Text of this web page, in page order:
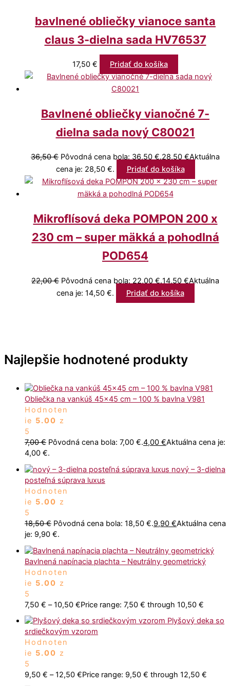
Najlepšie hodnotené produkty
Obliečka na vankúš 45x45 cm – 100 % bavlna V981
Hodnoten
ie 5.00 z
5
7,00€ Pôvodná cena bola: 7,00 €.4,00 €Aktuálna cena je:
4,00 €.
nový – 3-dielna
posteľná súprava luxus
Hodnoten
ie 5.00 z
5
18,50€ Pôvodná cena bola: 18,50 €.9,90 €Aktuálna cena
je: 9,90 €.
Bavlnená napínacia plachta – Neutrálny geometrický
Hodnoten
ie 5.00 z
5
7,50 € – 10,50 €Price range: 7,50 € through 10,50 €
Plyšový deka so
srdiečkovým vzorom
Hodnoten
ie 5.00 z
5
9,50 € – 12,50 €Price range: 9,50 € through 12,50 €
bavlnené obliečky vianoce santa
claus 3-dielna sada HV76537
17,50 € Pridať do košíka
Bavlnené obliečky vianočné 7-
dielna sada nový C80021
36,50€ Pôvodná cena bola: 36,50 €.28,50 €Aktuálna
cena je: 28,50 €.
Pridať do košíka
Mikroflísová deka POMPON 200 x
230 cm – super mäkká a pohodlná
POD654
22,00€ Pôvodná cena bola: 22,00 €.14,50 €Aktuálna
cena je: 14,50 €.
Pridať do košíka